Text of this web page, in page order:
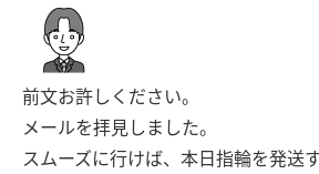
前文お許しください。
メールを拝見しました。
スムーズに行けば、本日指輪を発送